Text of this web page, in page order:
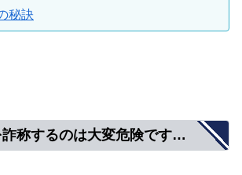
秘訣
称するのは大変危険です…